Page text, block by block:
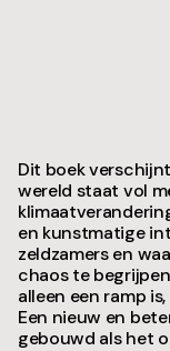
Dit boek
wereld staat vol
en kunstmatige
zeldzamers en
chaos te
alleen een ramp
Een nieuw en
gebouwd als het